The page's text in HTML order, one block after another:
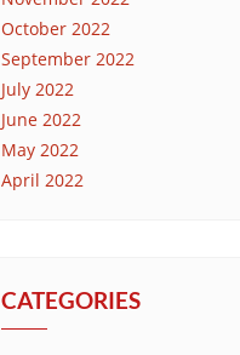
October 2022
September 2022
July 2022
June 2022
May 2022
April 2022
CATEGORIES